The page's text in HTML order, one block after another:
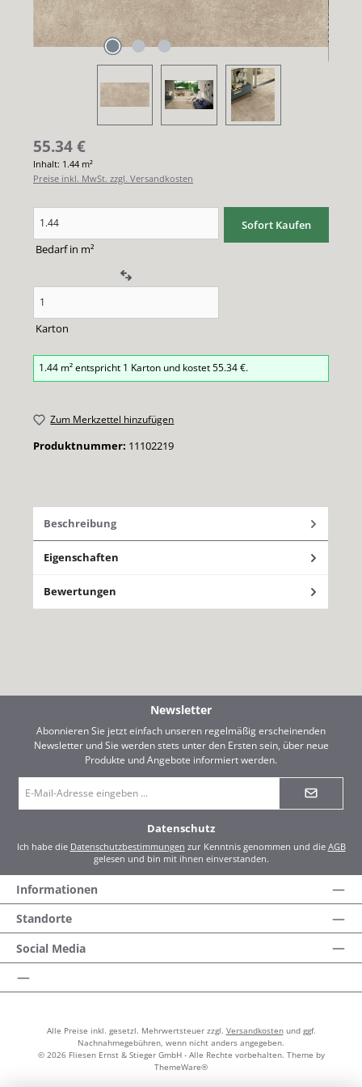
55.34€
Inhalt: 1.44 m²
Preise inkl. MwSt. zzgl. Versandkosten
Produkt Anzahl: Gib den gewünschten Wert ein oder benutze die Schaltflächen um
Bedarf in m²
Karton
Sofort Kaufen
1.44 m² entspricht 1 Karton und kostet55.34€.
Zum Merkzettel hinzufügen
Produktnummer: 11102219
Beschreibung
Eigenschaften
Bewertungen
Newsletter
Abonnieren Sie jetzt einfach unseren regelmäßig erscheinenden
Newsletter und Sie werden stets unter den Ersten sein, über neue
Produkte und Angebote informiert werden.
Mail-
Datenschutz
Ich habe die Datenschutzbestimmungen zur Kenntnis genommen und die AGB
gelesen und bin mit ihnen einverstanden.
Informationen
Standorte
Social Media
Alle Preise inkl. gesetzl. Mehrwertsteuer zzgl. Versandkostenund ggf.
Nachnahmegebühren, wenn nicht anders angegeben.
© 2026 Fliesen Ernst & Stieger GmbH - Alle Rechte vorbehalten. Theme by
ThemeWare®